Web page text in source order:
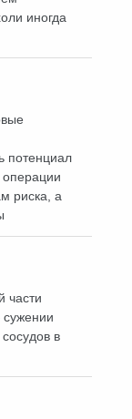
иногда
потенциал
риска, а
части
в